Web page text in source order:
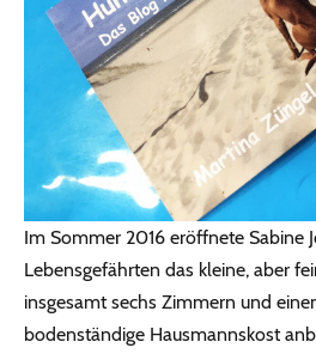
Im Sommer 2016 eröffnete Sabine
Lebensgefährten das kleine, aber
insgesamt sechs Zimmern und
bodenständige Hausmannskost